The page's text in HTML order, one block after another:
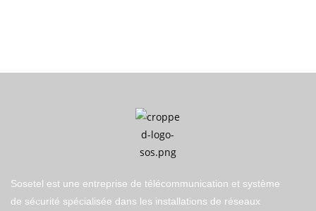
Sosetel est une entreprise de télécommunication et système
de sécurité spécialisée dans les installations de réseaux